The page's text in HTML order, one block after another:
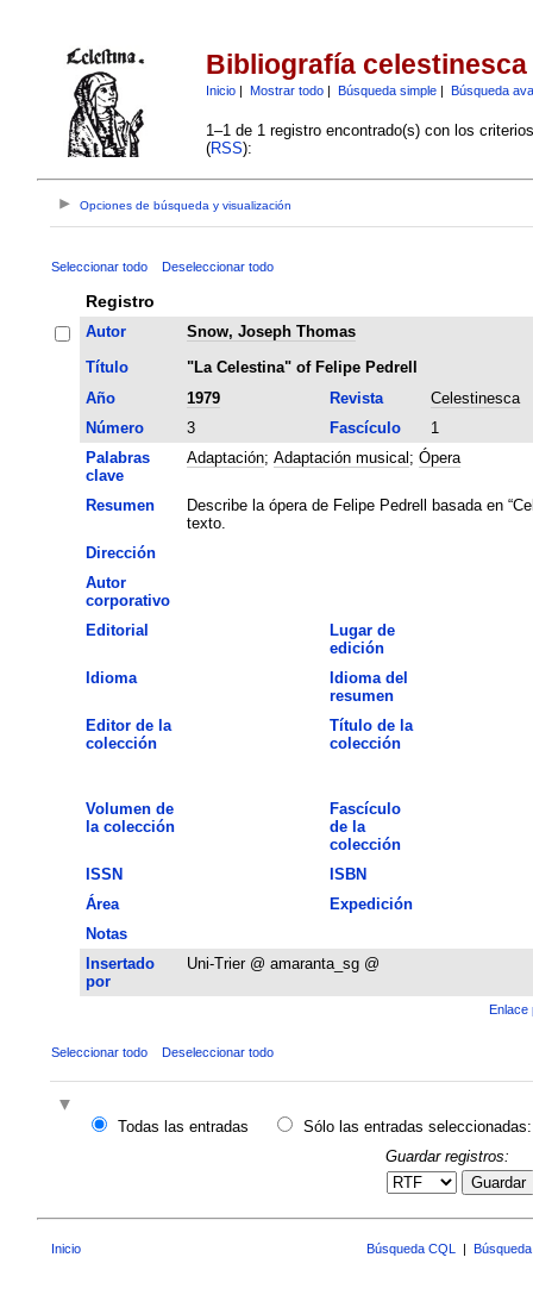
Bibliografía celestinesca
Inicio| Mostrar todo| Búsqueda simple| Búsqueda
1–1 de 1 registro encontrado(s) con los
(RSS):
Opciones de búsqueda y visualización
Seleccionar todo Deseleccionar todo
Registro
Autor
Snow, Joseph Thomas
Título
"La Celestina" of Felipe Pedrell
Año
1979 Revista
Celestinesca
Número
3 Fascículo
1
Palabras
clave
Adaptación; Adaptación musical ; Ópera
Resumen
Describe la ópera de Felipe Pedrell basada en
texto.
Dirección
Autor
corporativo
Editorial
Lugar de
edición
Idioma
Idioma del
resumen
Editor de la
colección
Título de la
colección
Volumen de
la colección
Fascículo
de la
colección
ISSN
ISBN
Área
Expedición
Notas
Insertado
por
Uni-Trier @ amaranta_sg @
Enlace
Seleccionar todo Deseleccionar todo
Todas las entradas
Sólo las entradas seleccionadas:
Guardar registros:
Guardar
Inicio Búsqueda CQL